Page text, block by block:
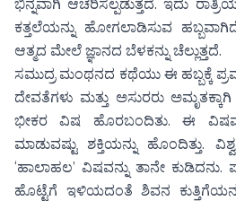
ಭಿನ್ನವಾಗಿ ಆಚರಿಸಲ್ಪಡುತ್ತದೆ. ಇದು
ಕತ್ತಲೆಯನ್ನು ಹೋಗಲಾಡಿಸುವ
ಆತ್ಮದ ಮೇಲೆ ಜ್ಞಾನದ ಬೆಳಕನ್ನು ಚೆಲ್ಲುತ್ತದೆ.
ಸಮುದ್ರ ಮಂಥನದ ಕಥೆಯು ಈ ಹಬ್ಬಕ್ಕೆ
ದೇವತೆಗಳು ಮತ್ತು ಅಸುರರು ಅಮೃತಕ್ಕಾಗಿ
ಭೀಕರ ವಿಷ ಹೊರಬಂದಿತು. ಈ
ಮಾಡುವಷ್ಟು ಶಕ್ತಿಯನ್ನು ಹೊಂದಿತ್ತು.
‘ಹಾಲಾಹಲ’ ವಿಷವನ್ನು ತಾನೇ
ಹೊಟ್ಟೆಗೆ ಇಳಿಯದಂತೆ ಶಿವನ